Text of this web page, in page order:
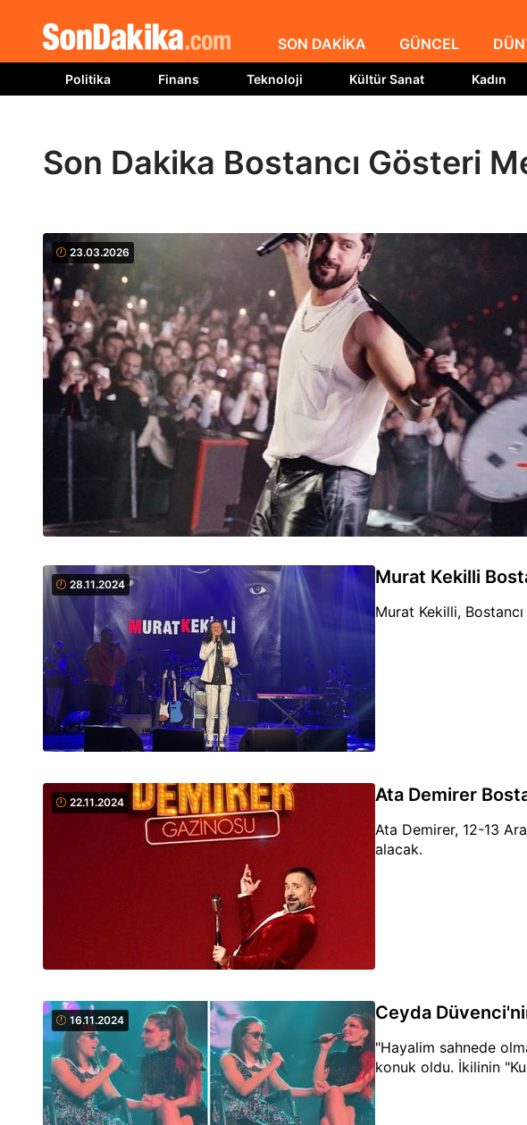
SON DAKİKA GÜNCEL
Politika Finans Teknoloji Kültür Sanat Kadın
Son Dakika Bostancı Gösteri
23.03.2026
28.11.2024 Murat Kekilli
Murat Kekilli,
22.11.2024 Ata Demirer
Ata Demirer, 12-13
alacak.
16.11.2024 Ceyda
"Hayalim sahnede
konuk oldu. İkilinin